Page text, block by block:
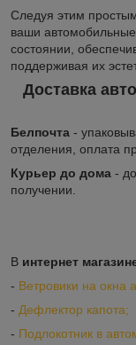
Следуя этим
ваши
состоянии,
поддерживая их
Доставка
Белпочта -
отделения, оплата
Курьер до дома -
получении.
В интернет
- Ветровики на окна
- Дефлектор капота;
- Подлокотник в